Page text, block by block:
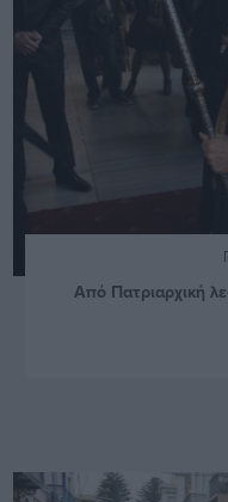
Από Πατριαρχική